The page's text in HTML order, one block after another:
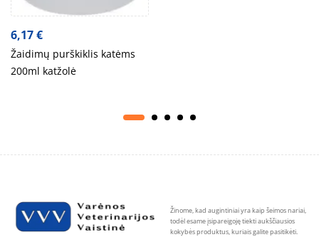
6,17€
Žaidimų purškiklis katėms
200ml katžolė
Žinome, kad augintiniai yra kaip šeimos nariai,
todėl esame įsipareigoję tiekti aukščiausios
kokybės produktus, kuriais galite pasitikėti.